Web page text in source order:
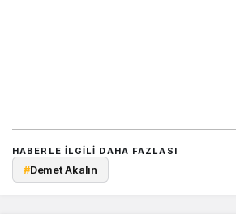
HABERLE ILGILI DAHA FAZLASI
#Demet Akalın